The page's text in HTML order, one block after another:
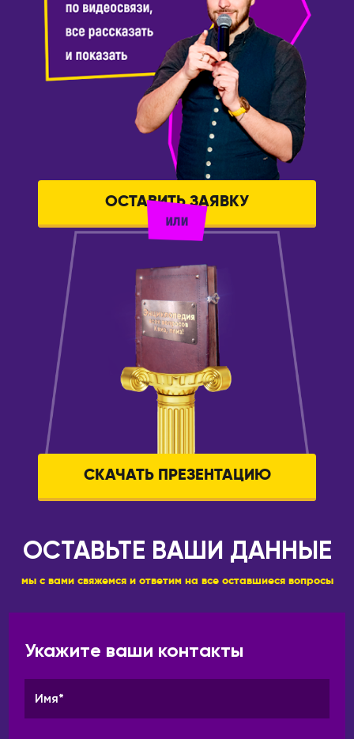
ОСТАВИТЬ ЗАЯВКУ
СКАЧАТЬ ПРЕЗЕНТАЦИЮ
ОСТАВЬТЕ ВАШИ ДАННЫЕ
мы с вами свяжемся и ответим на все оставшиеся вопросы
Укажите ваши контакты